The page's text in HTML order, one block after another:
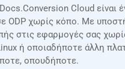
Cloud είναι
ODP χωρίς κόπο. Με
στις εφαρμογές σας
ή οποιαδήποτε άλλη
οπουδήποτε.